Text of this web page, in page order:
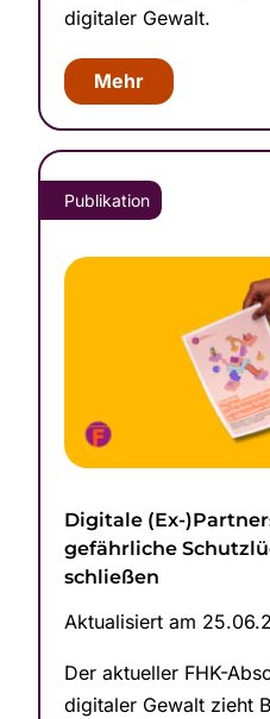
digitaler Gewalt.
Mehr
Publikation
Digitale (Ex-
gefährliche
schließen
Aktualisiert am
Der aktueller FHK-
digitaler Gewalt zieht